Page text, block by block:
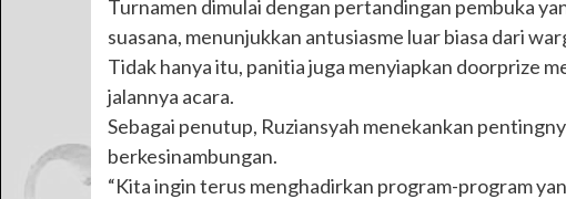
Turnamen dimulai dengan pertandingan pembuka
suasana, menunjukkan antusiasme luar biasa dari
Tidak hanya itu, panitia juga menyiapkan doorprize
jalannya acara.
Sebagai penutup, Ruziansyah menekankan
berkesinambungan.
“Kita ingin terus menghadirkan program-program